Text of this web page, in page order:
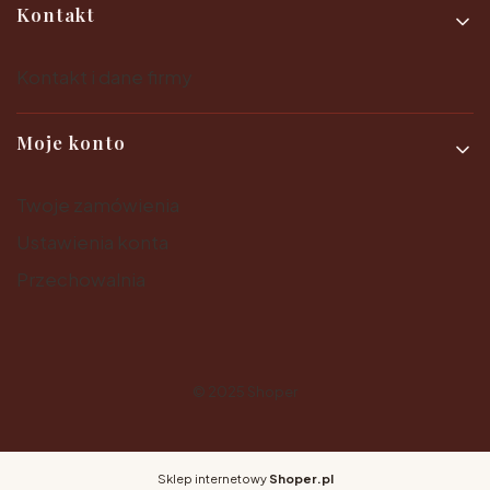
Kontakt
Moje konto
Sklep internetowy Shoper.pl